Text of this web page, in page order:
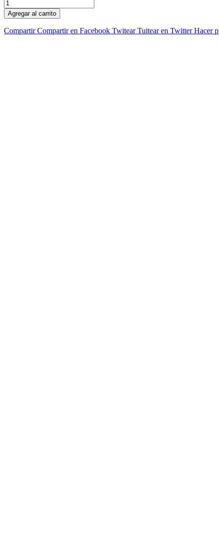
Agregar al carrito
Compartir Compartir en Facebook Twitear Tuitear en Twitter Hacer